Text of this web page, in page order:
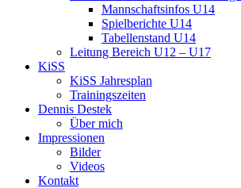
Mannschaftsinfos U14
Spielberichte U14
Tabellenstand U14
Leitung Bereich U12 – U17
KiSS
KiSS Jahresplan
Trainingszeiten
Dennis Destek
Über mich
Impressionen
Bilder
Videos
Kontakt